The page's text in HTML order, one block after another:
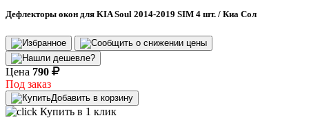
Дефлекторы окон для KIA Soul 2014-2019 SIM 4 шт. / Киа Сол
Цена 790
Под заказ
Добавить в корзину
Купить в 1 клик